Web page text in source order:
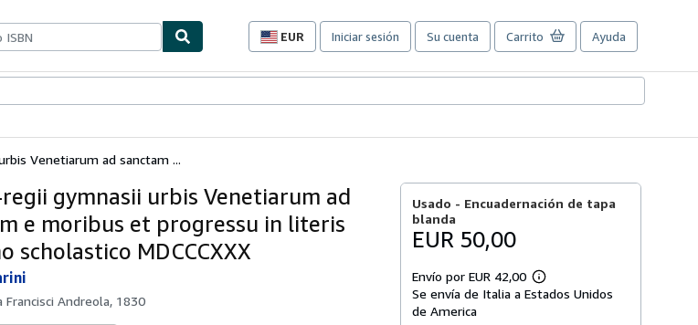
EUR
Preferencias
compra
sitio.
Iniciar sesión Su cuenta Carrito Ayuda
Venetiarum ad sanctam ...
gymnasii urbis Venetiarum ad
e moribus et progressu in literis
scholastico MDCCCXXX
Andreola, 1830
Usado - Encuadernación de tapa
blanda
EUR 50,00
Envío por EUR 42,00
Más
información
Se envía de Italia a Estados Unidos
de America